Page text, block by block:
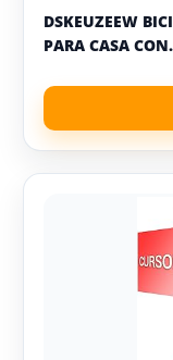
DSKEUZEEW
PARA CASA